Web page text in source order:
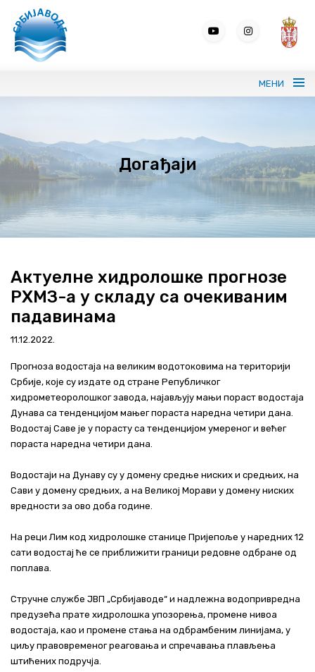
МЕНИ
Портрет ЈВП СРБИЈАВОДЕ
Вода без граница
ВИС
Програми и извештаји
Контакт
office@srbijavode.rs
Догађаји
Актуелне хидролошке прогнозе
РХМЗ-а у складу са очекиваним
падавинама
11.12.2022.
Прогноза водостаја на великим водотоковима на територији
Србије, које су издате од стране Републичког
хидрометеоролошког завода, најављују мањи пораст водостаја
Дунава са тенденцијом мањег пораста наредна четири дана.
Водостај Саве је у порасту са тенденцијом умереног и већег
пораста наредна четири дана.
Водостаји на Дунаву су у домену средње ниских и средњих, на
Сави у домену средњих, а на Великој Морави у домену ниских
вредности за ово доба године.
На реци Лим код хидролошке станице Пријепоље у наредних 12
сати водостај ће се приближити граници редовне одбране од
поплава.
Стручне службе ЈВП „Србијаводе“ и надлежна водопривредна
предузећа прате хидролошка упозорења, промене нивоа
водостаја, као и промене стања на одбрамбеним линијама, у
циљу правовременог реаговања и спречавања плављења
штићених подручја.